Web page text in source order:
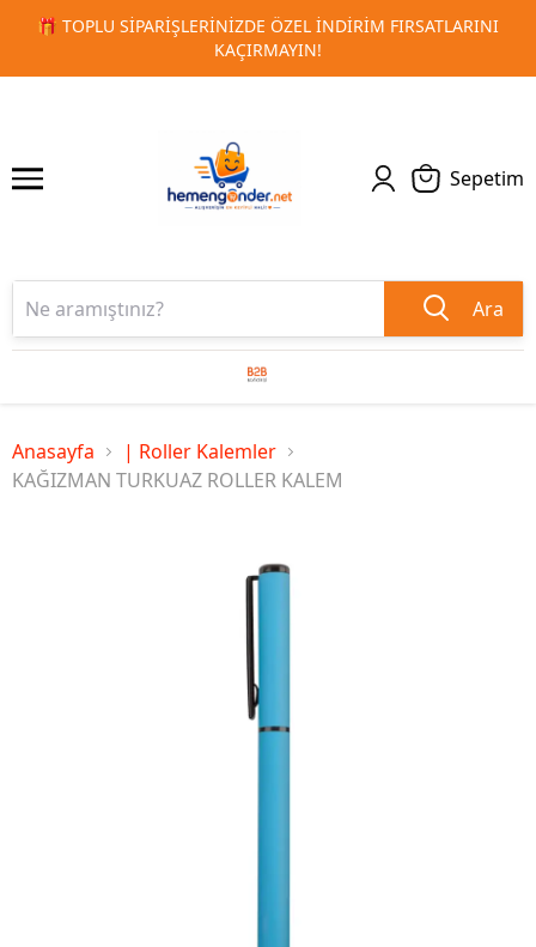
🚀 KURUMSAL PROMOSYON VE MATBAA
1 2
Sepetim
Ara
Anasayfa
| Roller Kalemler
KAĞIZMAN TURKUAZ ROLLER KALEM